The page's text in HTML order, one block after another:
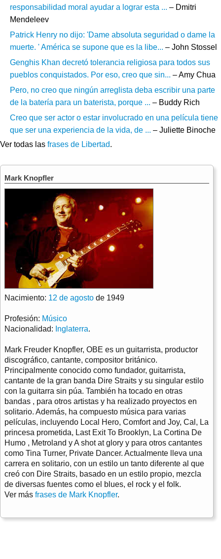
responsabilidad moral ayudar a lograr esta ... – Dmitri
Mendeleev
Patrick Henry no dijo: 'Dame absoluta seguridad o dame la
muerte. ' América se supone que es la libe... – John Stossel
Genghis Khan decretó tolerancia religiosa para todos sus
pueblos conquistados. Por eso, creo que sin... – Amy Chua
Pero, no creo que ningún arreglista deba escribir una parte
de la batería para un baterista, porque ... – Buddy Rich
Creo que ser actor o estar involucrado en una película tiene
que ser una experiencia de la vida, de ... – Juliette Binoche
Ver todas las frases de Libertad.
Mark Knopfler
Nacimiento: 12 de agosto de 1949
Profesión: Músico
Nacionalidad: Inglaterra.
Mark Freuder Knopfler, OBE es un guitarrista, productor
discográfico, cantante, compositor británico.
Principalmente conocido como fundador, guitarrista,
cantante de la gran banda Dire Straits y su singular estilo
con la guitarra sin púa. También ha tocado en otras
bandas , para otros artistas y ha realizado proyectos en
solitario. Además, ha compuesto música para varias
películas, incluyendo Local Hero, Comfort and Joy, Cal, La
princesa prometida, Last Exit To Brooklyn, La Cortina De
Humo , Metroland y A shot at glory y para otros cantantes
como Tina Turner, Private Dancer. Actualmente lleva una
carrera en solitario, con un estilo un tanto diferente al que
creó con Dire Straits, basado en un estilo propio, mezcla
de diversas fuentes como el blues, el rock y el folk.
Ver más frases de Mark Knopfler.